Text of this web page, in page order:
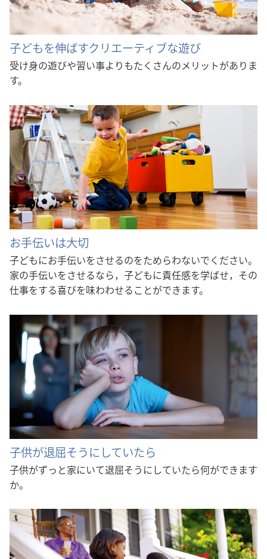
子どもを伸ばすクリエーティブな遊び
受け身の遊びや習い事よりもたくさんのメリットがありま
す。
お手伝いは大切
子どもにお手伝いをさせるのをためらわないでください。
家の手伝いをさせるなら，子どもに責任感を学ばせ，その
仕事をする喜びを味わわせることができます。
子供が退屈そうにしていたら
子供がずっと家にいて退屈そうにしていたら何ができます
か。